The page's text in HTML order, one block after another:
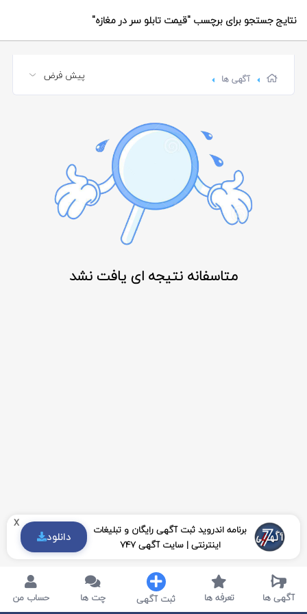
نتایج جستجو برای برچسب "قیمت تابلو سر در مغازه"
آگهی ها
متاسفانه نتیجه ای یافت نشد
x
برنامه اندروید ثبت آگهی رایگان و تبلیغات
اینترنتی | سایت آگهی 747
دانلود
آگهی ها تعرفه ها ثبت آگهی چت ها حساب من